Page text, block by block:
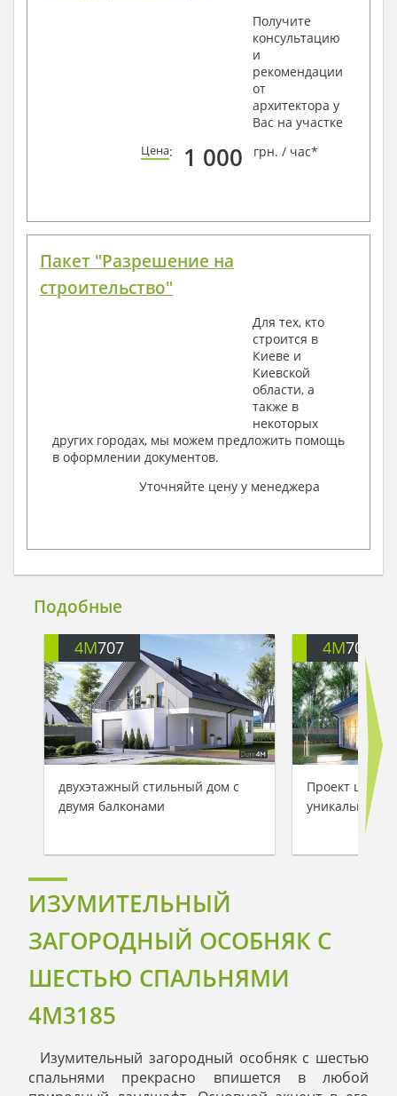
Получите
консультацию
и
рекомендации
от
архитектора у
Вас на участке
Цена: 1 000 грн. / час*
Пакет "Разрешение на
строительство"
Для тех, кто
строится в
Киеве и
Киевской
области, а
также в
некоторых
других городах, мы можем предложить помощь
в оформлении документов.
Уточняйте цену у менеджера
Подобные
4M707
двухэтажный стильный дом с
двумя балконами
4M708
Проект
уникальной
ИЗУМИТЕЛЬНЫЙ
ЗАГОРОДНЫЙ ОСОБНЯК С
ШЕСТЬЮ СПАЛЬНЯМИ
4M3185
Изумительный загородный особняк с шестью
спальнями прекрасно впишется в любой